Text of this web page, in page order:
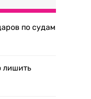
по судам
лишить